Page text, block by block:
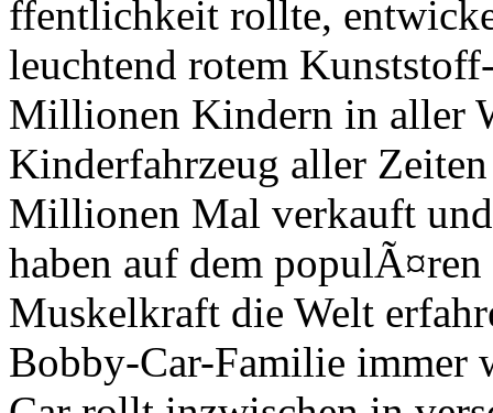
ffentlichkeit rollte,
leuchtend rotem
Millionen Kindern in aller
Kinderfahrzeug aller
Millionen Mal verkauft
haben auf dem
Muskelkraft die Welt
Bobby-Car-Familie immer